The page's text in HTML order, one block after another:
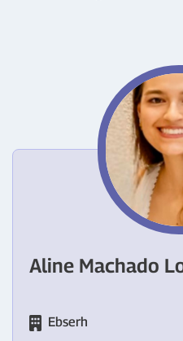
Aline Machado
Ebserh